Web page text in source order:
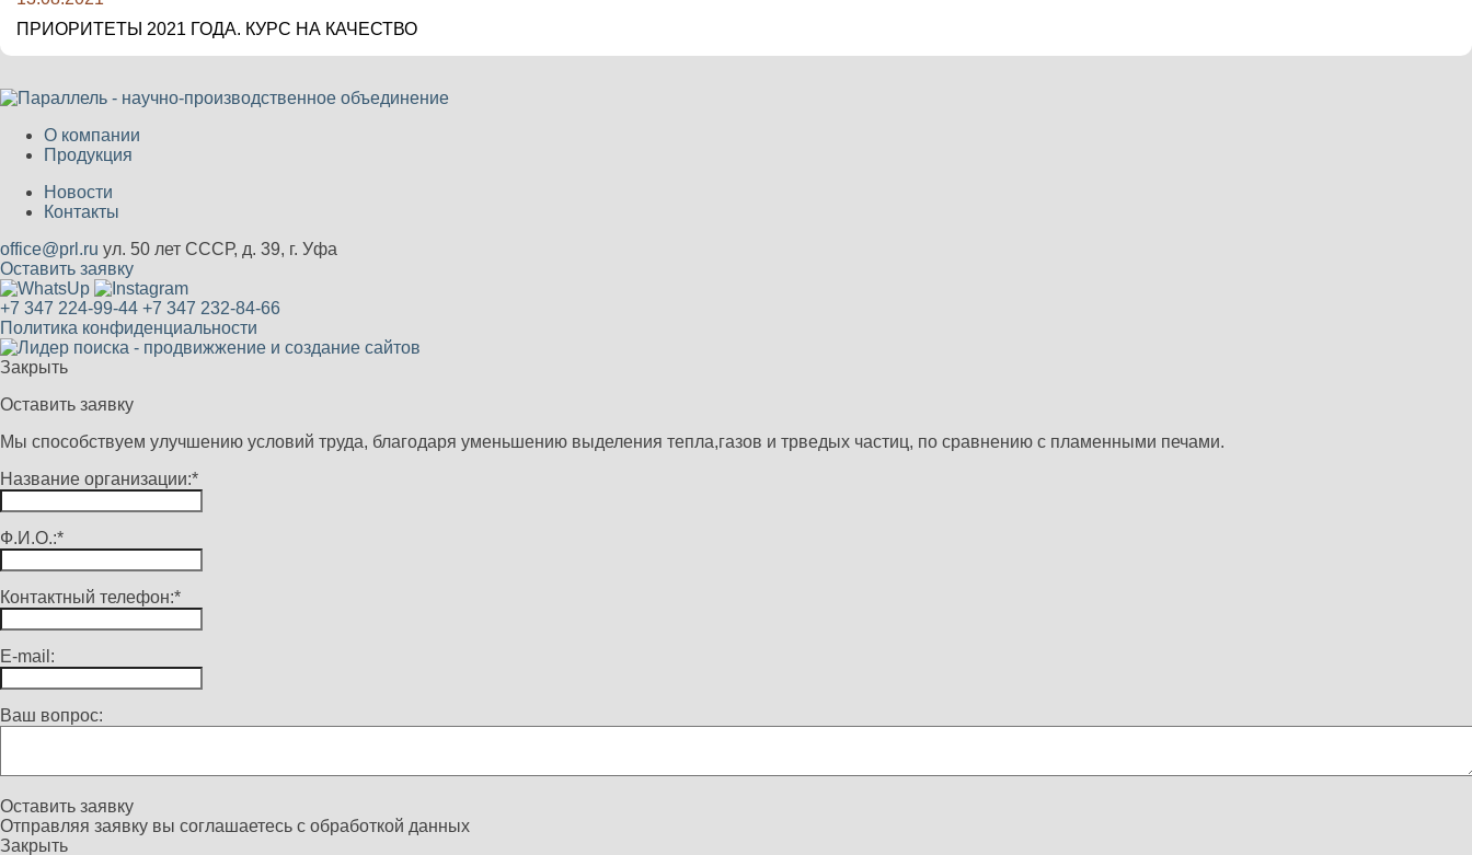
ПРИОРИТЕТЫ 2021 ГОДА. КУРС НА КАЧЕСТВО
О компании
Продукция
Новости
Контакты
office@prl.ru ул. 50 лет СССР, д. 39, г. Уфа
Оставить заявку
+7 347 224-99-44 +7 347 232-84-66
Политика конфиденциальности
Закрыть
Оставить заявку
Мы способствуем улучшению условий труда, благодаря уменьшению выделения тепла,газов и трведых частиц, по сравнению с пламенными печами.
Название организации:*
Ф.И.О.:*
Контактный телефон:*
E-mail:
Ваш вопрос:
Оставить заявку
Отправляя заявку вы соглашаетесь с обработкой данных
Закрыть